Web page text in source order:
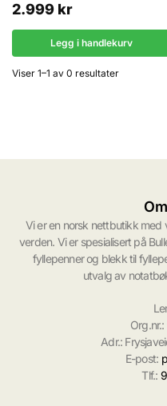
2.999 kr
Legg i handlekurv
Viser 1–1 av 0 resultater
Vi er en norsk nettbutikk med
verden. Vi er spesialisert på
fyllepenner og blekk til
utvalg av
Adr.:
E-post:
Tlf.: